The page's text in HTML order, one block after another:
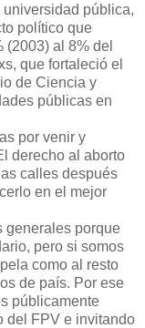
pública,
político que
al 8% del
que fortaleció el
de Ciencia y
públicas en
por venir y
derecho al aborto
calles después
en el mejor
generales porque
pero si somos
como al resto
de país. Por ese
públicamente
del FPV e invitando